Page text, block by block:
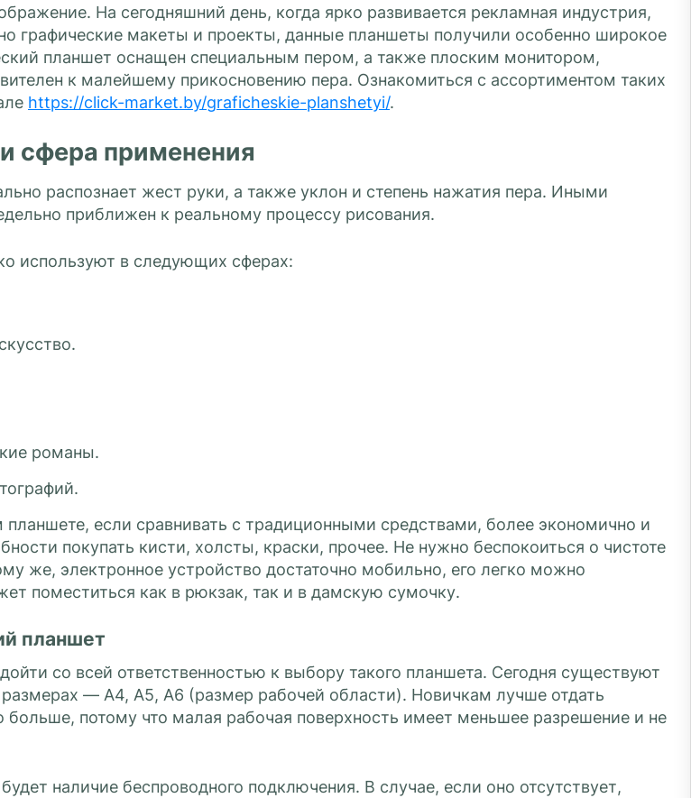
На сегодняшний день, когда ярко развивается рекламная индустрия,
графические макеты и проекты, данные планшеты получили особенно широкое
планшет оснащен специальным пером, а также плоским монитором,
к малейшему прикосновению пера. Ознакомиться с ассортиментом таких
https://click-market.by/graficheskie-planshetyi/.
сфера применения
распознает жест руки, а также уклон и степень нажатия пера. Иными
приближен к реальному процессу рисования.
используют в следующих сферах:
романы.
планшете, если сравнивать с традиционными средствами, более экономично и
покупать кисти, холсты, краски, прочее. Не нужно беспокоиться о чистоте
же, электронное устройство достаточно мобильно, его легко можно
поместиться как в рюкзак, так и в дамскую сумочку.
планшет
со всей ответственностью к выбору такого планшета. Сегодня существуют
— А4, А5, А6 (размер рабочей области). Новичкам лучше отдать
больше, потому что малая рабочая поверхность имеет меньшее разрешение и не
наличие беспроводного подключения. В случае, если оно отсутствует,